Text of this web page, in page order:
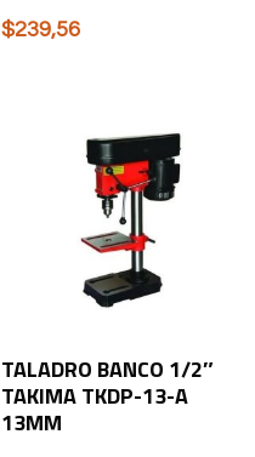
$239,56
TALADRO BANCO 1/2″
TAKIMA TKDP-13-A
13MM